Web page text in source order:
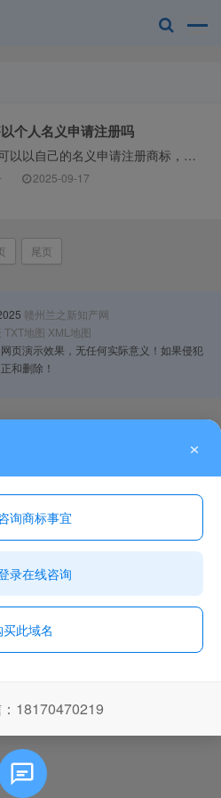
个人名义申请注册吗
个人可以以自己的名义申请注册商标，但这并不是毫无条件的。个人申请商标需要满足一定的法律规定，核心在于证明申请商标是用于生产经营活动，而不仅仅是出于···
2025-09-17
尾页
赣州兰之新知产网
TXT地图 XML地图
页演示效果，无任何实际意义！如果侵犯
和删除！
×
询商标事宜
录在线咨询
买此域名
18170470219